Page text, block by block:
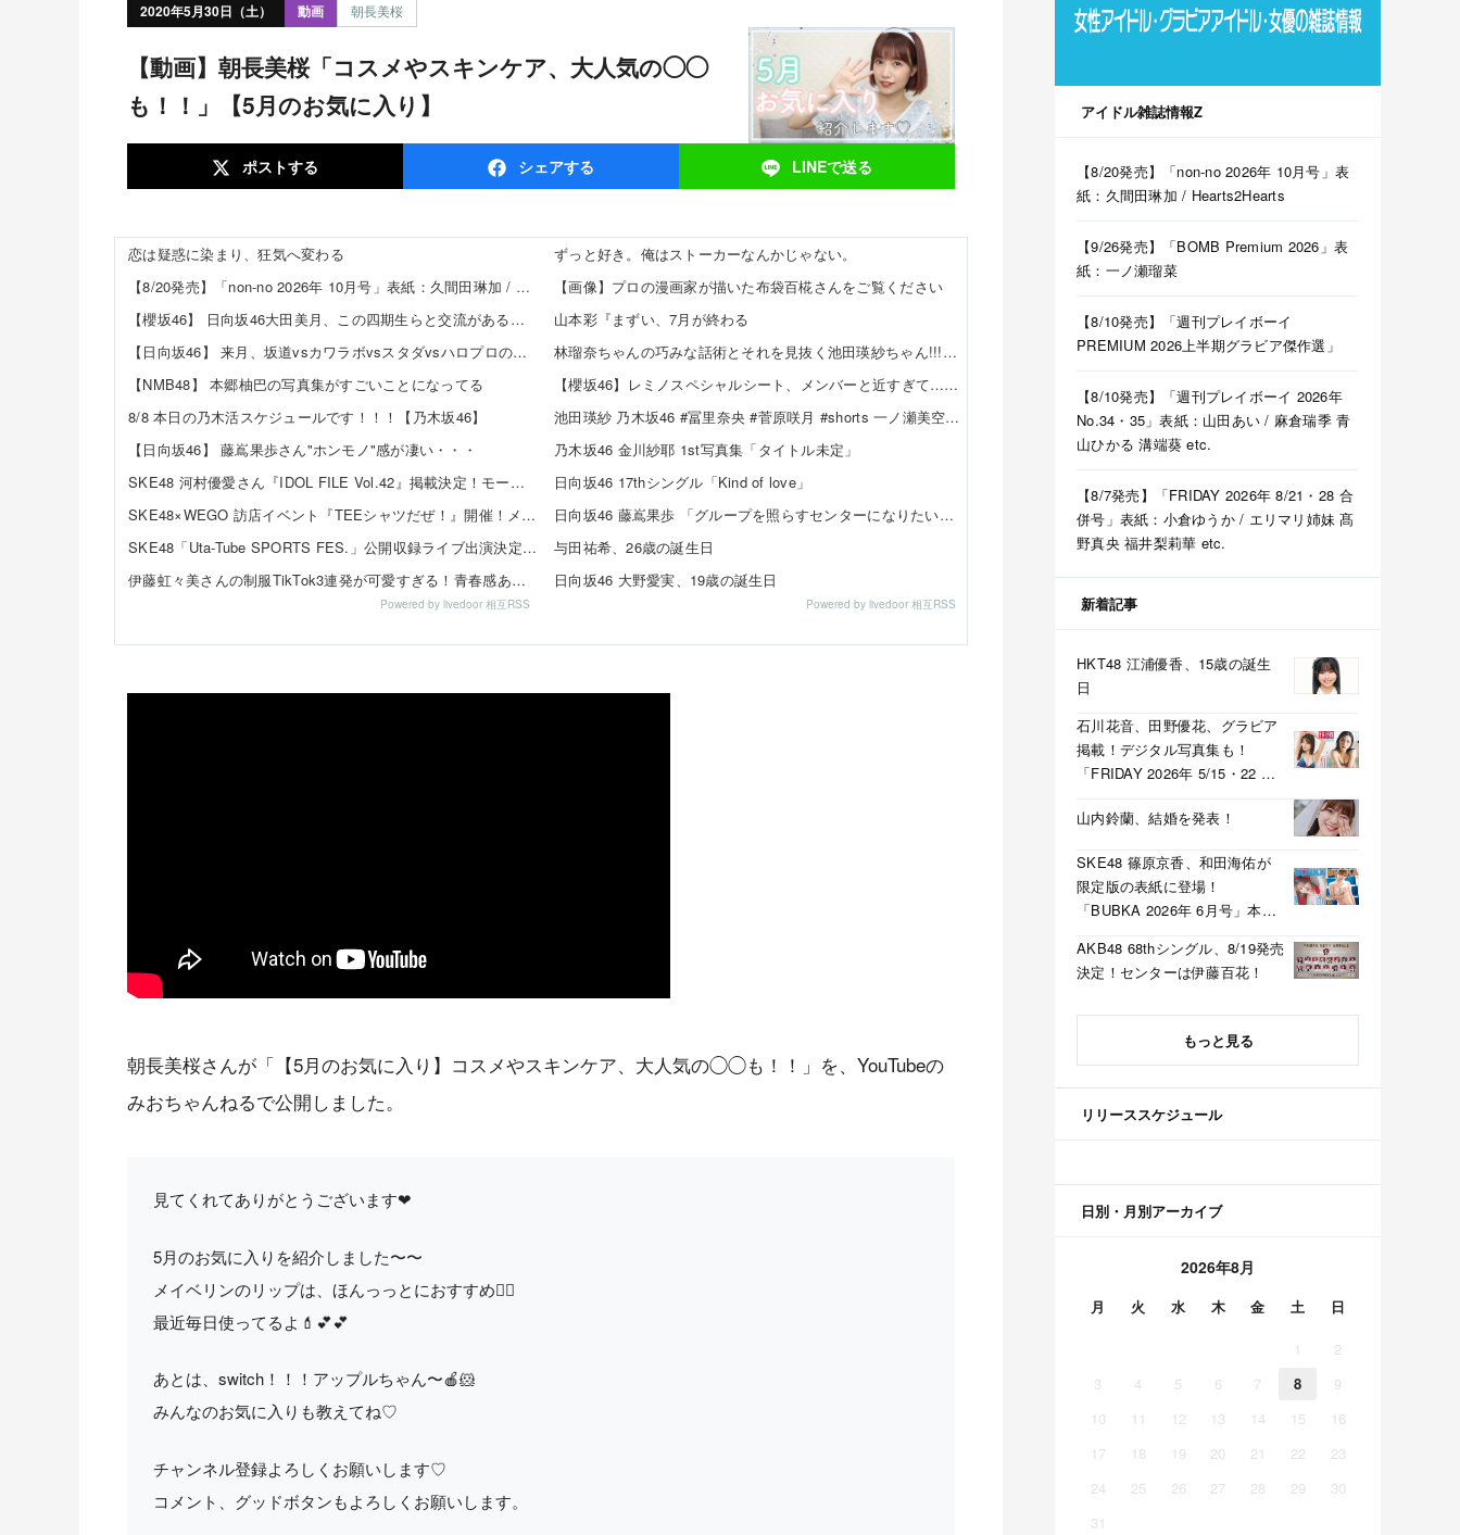
2020年5月30日（土） 動画 朝長美桜
【動画】朝長美桜「コスメやスキンケア、大人気の◯◯
も！！」【5月のお気に入り】
ポストする シェアする LINEで送る
恋は疑惑に染まり、狂気へ変わる
【8/20発売】「non-no 2026年 10月号」表紙：久間田琳加 / Hearts2Hearts
【櫻坂46】 日向坂46大田美月、この四期生らと交流がある模様
【日向坂46】 来月、坂道vsカワラボvsスタダvsハロプロの大激戦
【NMB48】 本郷柚巴の写真集がすごいことになってる
8/8 本日の乃木活スケジュールです！！！【乃木坂46】
【日向坂46】 藤嶌果歩さん"ホンモノ"感が凄い・・・
SKE48 河村優愛さん『IDOL FILE Vol.42』掲載決定！モード系ファッションで新たな魅力を披露
SKE48×WEGO 訪店イベント『TEEシャツだぜ！』開催！メンバーが大須店でコーディネート【SNSまとめ】
SKE48「Uta-Tube SPORTS FES.」公開収録ライブ出演決定！
伊藤虹々美さんの制服TikTok3連発が可愛すぎる！青春感あふれるダンス動画に注目✨
Powered by livedoor 相互RSS
ずっと好き。俺はストーカーなんかじゃない。
【画像】プロの漫画家が描いた布袋百椛さんをご覧ください
山本彩『まずい、7月が終わる
林瑠奈ちゃんの巧みな話術とそれを見抜く池田瑛紗ちゃん!!!【乃木坂46】
【櫻坂46】レミノスペシャルシート、メンバーと近すぎて…【全国ツアー2026】
池田瑛紗 乃木坂46 #冨里奈央 #菅原咲月 #shorts 一ノ瀬美空 五百城茉央 瀬戸口心月 奥の反応まとめ
乃木坂46 金川紗耶 1st写真集「タイトル未定」
日向坂46 17thシングル「Kind of love」
日向坂46 藤嶌果歩 「グループを照らすセンターになりたい」何倍もキラキラしたかほりんが降臨【坂道の火曜日】
与田祐希、26歳の誕生日
日向坂46 大野愛実、19歳の誕生日
Powered by livedoor 相互RSS
朝長美桜さんが「【5月のお気に入り】コスメやスキンケア、大人気の◯◯も！！」を、YouTubeの
みおちゃんねるで公開しました。
見てくれてありがとうございます❤︎
5月のお気に入りを紹介しました〜〜
メイベリンのリップは、ほんっっとにおすすめ🙆‍♀️
最近毎日使ってるよ💄💕💕
あとは、switch！！！アップルちゃん〜🍎🐹
みんなのお気に入りも教えてね♡
チャンネル登録よろしくお願いします♡
コメント、グッドボタンもよろしくお願いします。
アイドル雑誌情報Z
【8/20発売】「non-no 2026年 10月号」表
紙：久間田琳加 / Hearts2Hearts
【9/26発売】「BOMB Premium 2026」表
紙：一ノ瀬瑠菜
【8/10発売】「週刊プレイボーイ
PREMIUM 2026上半期グラビア傑作選」
【8/10発売】「週刊プレイボーイ 2026年
No.34・35」表紙：山田あい / 麻倉瑞季 青
山ひかる 溝端葵 etc.
【8/7発売】「FRIDAY 2026年 8/21・28 合
併号」表紙：小倉ゆうか / エリマリ姉妹 髙
野真央 福井梨莉華 etc.
新着記事
HKT48 江浦優香、15歳の誕生
日
石川花音、田野優花、グラビア
掲載！デジタル写真集も！
「FRIDAY 2026年 5/15・22 合
山内鈴蘭、結婚を発表！
SKE48 篠原京香、和田海佑が
限定版の表紙に登場！
「BUBKA 2026年 6月号」本日
AKB48 68thシングル、8/19発売
決定！センターは伊藤百花！
もっと見る
リリーススケジュール
日別・月別アーカイブ
2026年8月
月 火 水 木 金 土 日
1
2
3
4 5 6 7 8
9
10
11 12 13 14 15
16
17
18 19 20 21 22
23
24
25 26 27 28 29
30
31